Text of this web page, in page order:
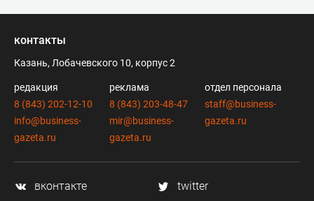
контакты
Казань, Лобачевского 10, корпус 2
редакция
8 (843) 202-12-10
info@business-
gazeta.ru
реклама
8 (843) 203-48-47
mir@business-
gazeta.ru
отдел персонала
staff@business-
gazeta.ru
вконтакте
twitter